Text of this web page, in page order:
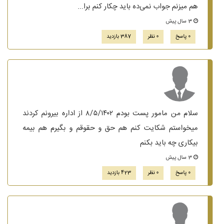
هم میزنم جواب نمی‌ده باید چکار کنم برا...
0 پاسخ
0 نظر 387 بازدید
سلام من مامور پست بودم ۸/۵/۱۴۰۲ از اداره بیرونم کردند
میخواستم شکایت کنم هم حق و حقوقم و بگیرم هم بیمه
بیکاری چه باید بکنم
0 پاسخ
0 نظر 423 بازدید